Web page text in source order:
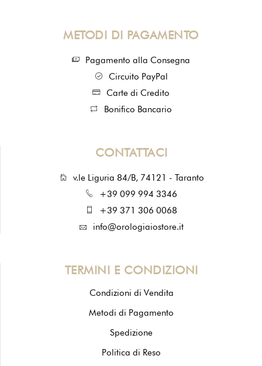
METODI DI PAGAMENTO
Pagamento alla Consegna
Circuito PayPal
Carte di Credito
Bonifico Bancario
CONTATTACI
v.le Liguria 84/B, 74121 - Taranto
+39 099 994 3346
+39 371 306 0068
info@orologiaiostore.it
TERMINI E CONDIZIONI
Condizioni di Vendita
Metodi di Pagamento
Spedizione
Politica di Reso